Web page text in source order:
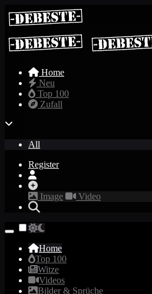
Home
Neu
Top 100
Zufall
All
Register
Image Video
Home
Top 100
Witze
Videos
Bilder & Sprüche